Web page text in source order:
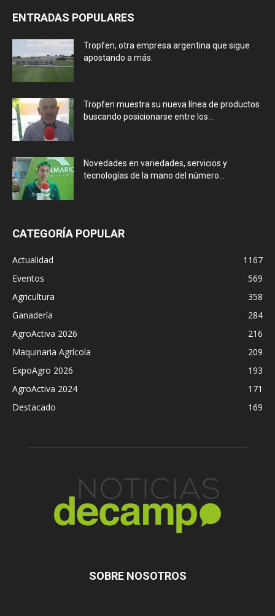
ENTRADAS POPULARES
Tropfen, otra empresa argentina que sigue
apostando a más.
Tropfen muestra su nueva línea de productos
buscando posicionarse entre los...
Novedades en variedades, servicios y
tecnologías de la mano del número...
CATEGORÍA POPULAR
Actualidad
1167
Eventos
569
Agricultura
358
Ganadería
284
AgroActiva 2026
216
Maquinaria Agrícola
209
ExpoAgro 2026
193
AgroActiva 2024
171
Destacado
169
SOBRE NOSOTROS